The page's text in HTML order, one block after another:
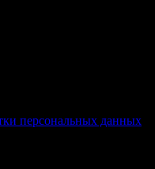
персональных данных